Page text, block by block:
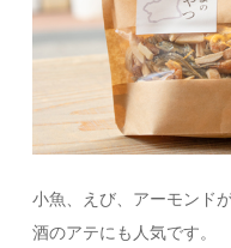
小魚、えび、アーモンド
酒のアテにも人気です。